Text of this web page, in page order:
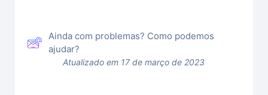
Ainda com problemas? Como podemos
ajudar?
Atualizado em 17 de março de 2023